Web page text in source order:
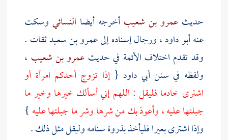
حديثعمرو بن شعيب أخرجه أيضا النسائي وسكت
عنهأبو داود، ورجال إسناده إلىعمرو بن سعيدثقات .
وقد تقدم اختلاف الأئمة في حديث عمرو بن شعيب ،
ولفظه في سننأبي داود {إذا تزوج أحدكم امرأة أو
اشترى خادما فليقل : اللهم إني أسألك خيرها وخير ما
جبلتها عليه ، وأعوذ بك من شرها وشر ما جبلتها عليه }
وإذا اشترى بعيرا فليأخذ بذروة سنامه وليقل مثل ذلك .